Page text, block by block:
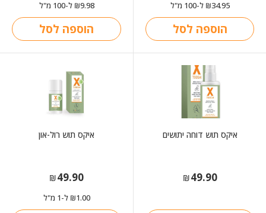
₪34.95 ל-100 מ"ל
הוספה לסל
₪9.98 ל-100 מ"ל
הוספה לסל
איקס תוש דוחה יתושים
₪49.90
איקס תוש רול-און
₪49.90
₪1.00 ל-1 מ"ל